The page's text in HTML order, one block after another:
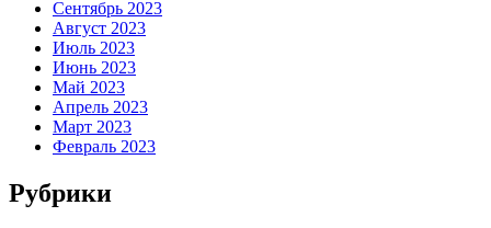
Сентябрь 2023
Август 2023
Июль 2023
Июнь 2023
Май 2023
Апрель 2023
Март 2023
Февраль 2023
Рубрики